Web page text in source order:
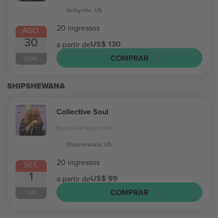
AGO.
30
DOM.
Selbyville, US
20 ingressos
a partir deUS$ 130
COMPRAR
SHIPSHEWANA
SET.
1
TER.
Collective Soul
Blue Gate Music Hall
Shipshewana, US
20 ingressos
a partir deUS$ 99
COMPRAR